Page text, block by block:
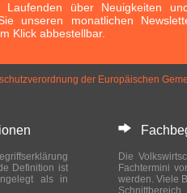
über Neuigkeiten
unseren monatlichen
Klick abbestellbar.
der Europäischen
Definition ist
als in
Die
Fachtermini
werden. Viele